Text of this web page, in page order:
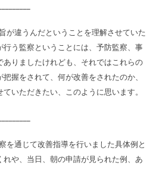
違うんだということを理解させていた
う監察ということには、予防監察、事
りましたけれども、それではこれらの
握をされて、何が改善をされたのか、
いただきたい、このように思います。
通じて改善指導を行いました具体例と
や、当日、朝の申請が見られた例、あ